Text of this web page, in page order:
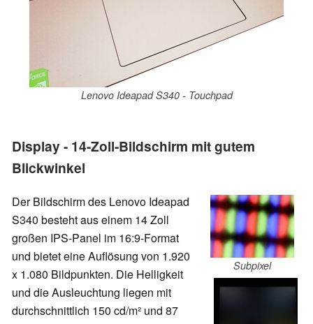
Lenovo Ideapad S340 - Touchpad
Display - 14-Zoll-Bildschirm mit gutem
Blickwinkel
Subpixel
Der Bildschirm des Lenovo Ideapad
S340 besteht aus einem 14 Zoll
großen IPS-Panel im 16:9-Format
und bietet eine Auflösung von 1.920
x 1.080 Bildpunkten. Die Helligkeit
und die Ausleuchtung liegen mit
durchschnittlich 150 cd/m² und 87